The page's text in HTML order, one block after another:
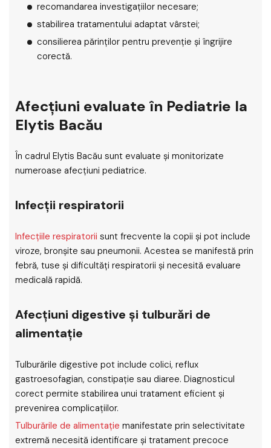
recomandarea investigațiilor necesare;
stabilirea tratamentului adaptat vârstei;
consilierea părinților pentru prevenție și îngrijire
corectă.
Afecțiuni evaluate în Pediatrie la
Elytis Bacău
În cadrul Elytis Bacău sunt evaluate și monitorizate
numeroase afecțiuni pediatrice.
Infecții respiratorii
Infecțiile respiratorii sunt frecvente la copii și pot include
viroze, bronșite sau pneumonii. Acestea se manifestă prin
febră, tuse și dificultăți respiratorii și necesită evaluare
medicală rapidă.
Afecțiuni digestive și tulburări de
alimentație
Tulburările digestive pot include colici, reflux
gastroesofagian, constipație sau diaree. Diagnosticul
corect permite stabilirea unui tratament eficient și
prevenirea complicațiilor.
Tulburările de alimentație manifestate prin selectivitate
extremă necesită identificare și tratament precoce